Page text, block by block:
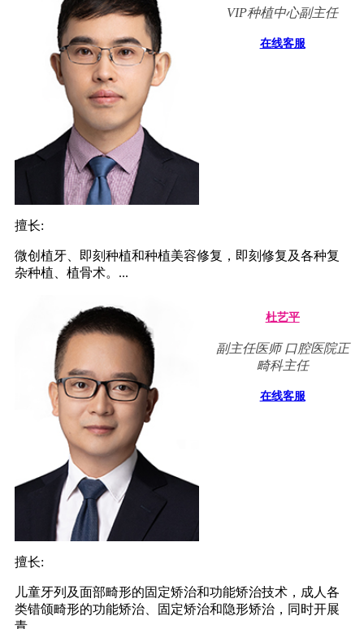
VIP种植中心副主任
在线客服
擅长:
微创植牙、即刻种植和种植美容修复，即刻修复及各种复
杂种植、植骨术。...
杜艺平
副主任医师 口腔医院正
畸科主任
在线客服
擅长:
儿童牙列及面部畸形的固定矫治和功能矫治技术，成人各
类错颌畸形的功能矫治、固定矫治和隐形矫治，同时开展
青...